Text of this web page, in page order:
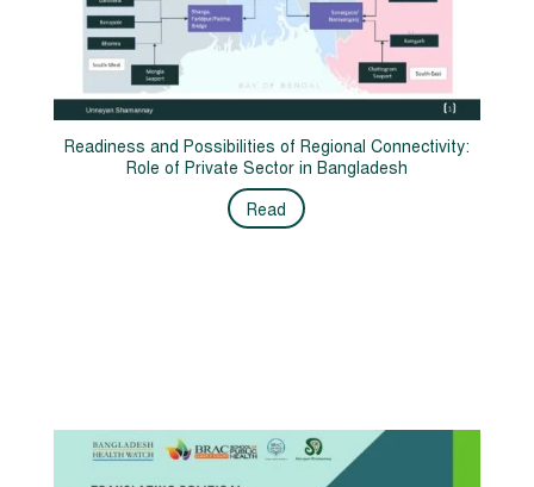
Readiness and Possibilities of Regional Connectivity:
Role of Private Sector in Bangladesh
Read